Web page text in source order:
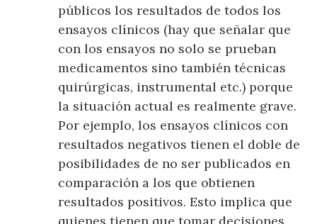
públicos los resultados de todos los
ensayos clínicos (hay que señalar que
con los ensayos no solo se prueban
medicamentos sino también técnicas
quirúrgicas, instrumental etc.) porque
la situación actual es realmente grave.
Por ejemplo, los ensayos clínicos con
resultados negativos tienen el doble de
posibilidades de no ser publicados en
comparación a los que obtienen
resultados positivos. Esto implica que